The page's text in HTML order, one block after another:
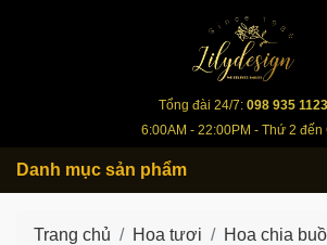
lilydesign.vn
Tổng đài 24/7: 098 935 1123
6:00AM - 22:00PM - Thứ 2 đến
Danh mục sản phẩm
Trang chủ Hoa tươi
Hoa chia